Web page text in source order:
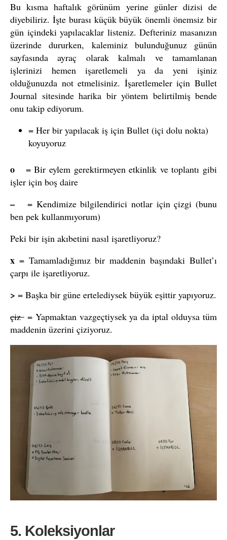
Bu kısma haftalık görünüm yerine günler dizisi de
diyebiliriz. İşte burası küçük büyük önemli önemsiz bir
gün içindeki yapılacaklar listeniz. Defteriniz masanızın
üzerinde dururken, kaleminiz bulunduğunuz günün
sayfasında ayraç olarak kalmalı ve tamamlanan
işlerinizi hemen işaretlemeli ya da yeni işiniz
olduğunuzda not etmelisiniz. İşaretlemeler için Bullet
Journal sitesinde harika bir yöntem belirtilmiş bende
onu takip ediyorum.
= Her bir yapılacak iş için Bullet (içi dolu nokta)
koyuyoruz
o = Bir eylem gerektirmeyen etkinlik ve toplantı gibi
işler için boş daire
–
= Kendimize bilgilendirici notlar için çizgi (bunu
ben pek kullanmıyorum)
Peki bir işin akıbetini nasıl işaretliyoruz?
x = Tamamladığımız bir maddenin başındaki Bullet’ı
çarpı ile işaretliyoruz.
> = Başka bir güne ertelediysek büyük eşittir yapıyoruz.
çiz= Yapmaktan vazgeçtiysek ya da iptal olduysa tüm
maddenin üzerini çiziyoruz.
5. Koleksiyonlar